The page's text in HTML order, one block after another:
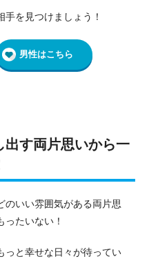
を見つけましょう！
男性はこちら
出す両片思いから一
のいい雰囲気がある両片思
たいない！
っと幸せな日々が待ってい